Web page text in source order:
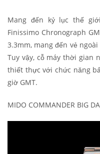
Mang đến kỷ lục thế
Finissimo Chronograph
3.3mm, mang đến vẻ
Tuy vậy, cỗ máy thời gian
thiết thực với chức năng
giờ GMT.
MIDO COMMANDER BIG